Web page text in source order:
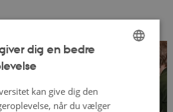
inflytande
påverkar
fokus på
dig en bedre
kan give dig den
når du vælger